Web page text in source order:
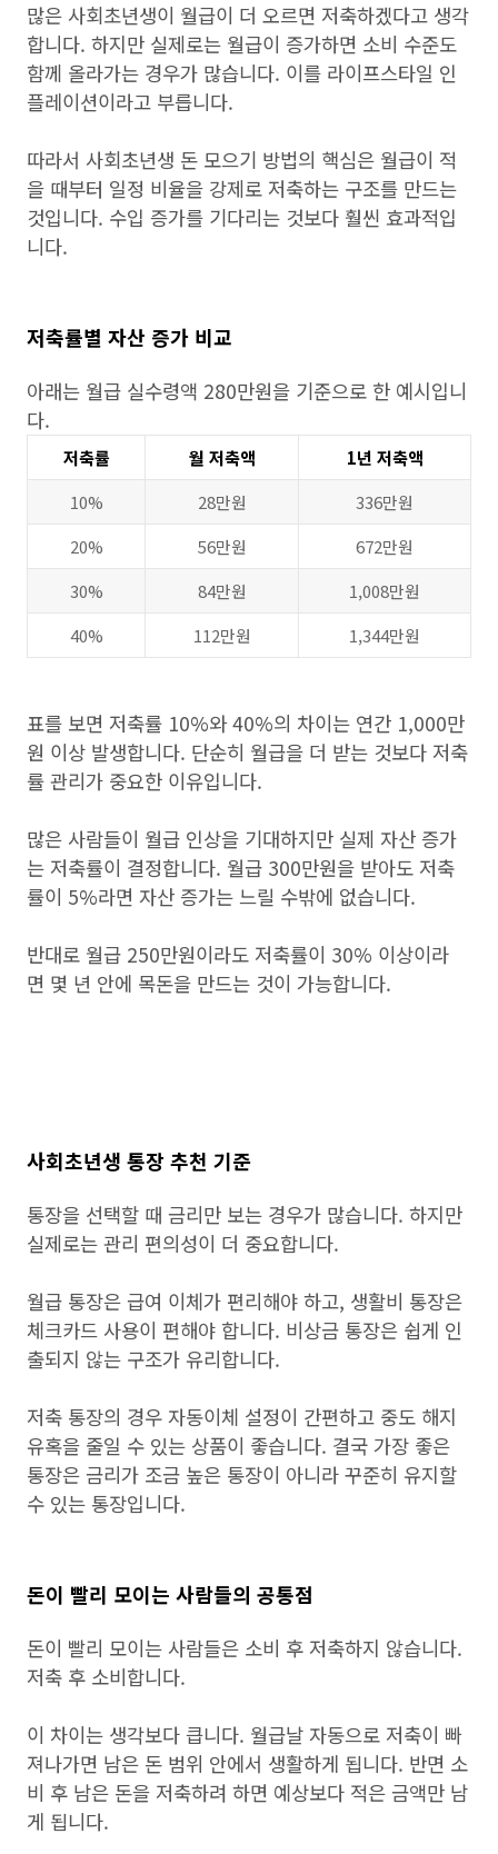
많은 사회초년생이 월급이 더 오르면 저축하겠다고 생각
합니다. 하지만 실제로는 월급이 증가하면 소비 수준도
함께 올라가는 경우가 많습니다. 이를 라이프스타일 인
플레이션이라고 부릅니다.
따라서 사회초년생 돈 모으기 방법의 핵심은 월급이 적
을 때부터 일정 비율을 강제로 저축하는 구조를 만드는
것입니다. 수입 증가를 기다리는 것보다 훨씬 효과적입
니다.
저축률별 자산 증가 비교
아래는 월급 실수령액 280만원을 기준으로 한 예시입니
다.
저축률 월 저축액
1년 저축액
10%
28만원
336만원
20%
56만원
672만원
30%
84만원
1,008만원
40%
112만원 1,344만원
표를 보면 저축률 10%와 40%의 차이는 연간 1,000만
원 이상 발생합니다. 단순히 월급을 더 받는 것보다 저축
률 관리가 중요한 이유입니다.
많은 사람들이 월급 인상을 기대하지만 실제 자산 증가
는 저축률이 결정합니다. 월급 300만원을 받아도 저축
률이 5%라면 자산 증가는 느릴 수밖에 없습니다.
반대로 월급 250만원이라도 저축률이 30% 이상이라
면 몇 년 안에 목돈을 만드는 것이 가능합니다.
사회초년생 통장 추천 기준
통장을 선택할 때 금리만 보는 경우가 많습니다. 하지만
실제로는 관리 편의성이 더 중요합니다.
월급 통장은 급여 이체가 편리해야 하고, 생활비 통장은
체크카드 사용이 편해야 합니다. 비상금 통장은 쉽게 인
출되지 않는 구조가 유리합니다.
저축 통장의 경우 자동이체 설정이 간편하고 중도 해지
유혹을 줄일 수 있는 상품이 좋습니다. 결국 가장 좋은
통장은 금리가 조금 높은 통장이 아니라 꾸준히 유지할
수 있는 통장입니다.
돈이 빨리 모이는 사람들의 공통점
돈이 빨리 모이는 사람들은 소비 후 저축하지 않습니다.
저축 후 소비합니다.
이 차이는 생각보다 큽니다. 월급날 자동으로 저축이 빠
져나가면 남은 돈 범위 안에서 생활하게 됩니다. 반면 소
비 후 남은 돈을 저축하려 하면 예상보다 적은 금액만 남
게 됩니다.